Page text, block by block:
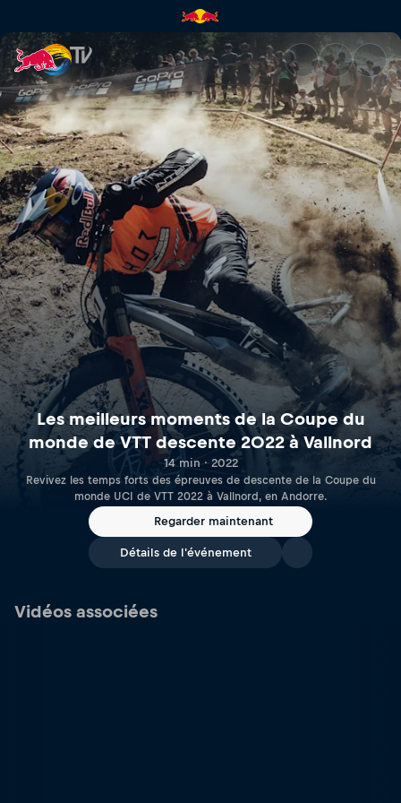
Les meilleurs moments de
Les meilleurs moments de la Coupe du
monde de VTT descente 2022 à Vallnord
14 min · 2022
Revivez les temps forts des épreuves de descente de la Coupe du
monde UCI de VTT 2022 à Vallnord, en Andorre.
Regarder maintenant
Détails de l'événement
Vidéos associées